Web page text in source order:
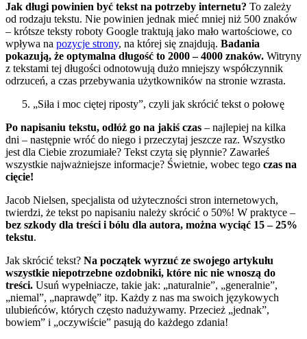
Jak długi powinien być tekst na potrzeby internetu? To zależy
od rodzaju tekstu. Nie powinien jednak mieć mniej niż 500 znaków
– krótsze teksty roboty Google traktują jako mało wartościowe, co
wpływa na pozycje strony, na której się znajdują. Badania
pokazują, że optymalna długość to 2000 – 4000 znaków. Witryny
z tekstami tej długości odnotowują dużo mniejszy współczynnik
odrzuceń, a czas przebywania użytkowników na stronie wzrasta.
„Siła i moc ciętej riposty”, czyli jak skrócić tekst o połowę
Po napisaniu tekstu, odłóż go na jakiś czas – najlepiej na kilka
dni – następnie wróć do niego i przeczytaj jeszcze raz. Wszystko
jest dla Ciebie zrozumiałe? Tekst czyta się płynnie? Zawarłeś
wszystkie najważniejsze informacje? Świetnie, wobec tego czas na
cięcie!
Jacob Nielsen, specjalista od użyteczności stron internetowych,
twierdzi, że tekst po napisaniu należy skrócić o 50%! W praktyce –
bez szkody dla treści i bólu dla autora, można wyciąć 15 – 25%
tekstu.
Jak skrócić tekst? Na początek wyrzuć ze swojego artykułu
wszystkie niepotrzebne ozdobniki, które nic nie wnoszą do
treści. Usuń wypełniacze, takie jak: „naturalnie”, „generalnie”,
„niemal”, „naprawdę” itp. Każdy z nas ma swoich językowych
ulubieńców, których często nadużywamy. Przecież „jednak”,
bowiem” i „oczywiście” pasują do każdego zdania!